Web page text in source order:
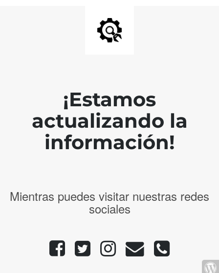
¡Estamos
actualizando la
información!
Mientras puedes visitar nuestras redes
sociales